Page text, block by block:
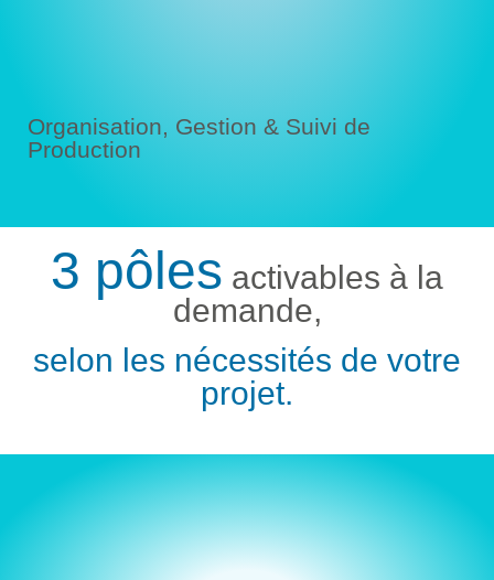
Organisation, Gestion & Suivi de
Production
3 pôles activables à la
demande,
selon les nécessités de votre
projet.